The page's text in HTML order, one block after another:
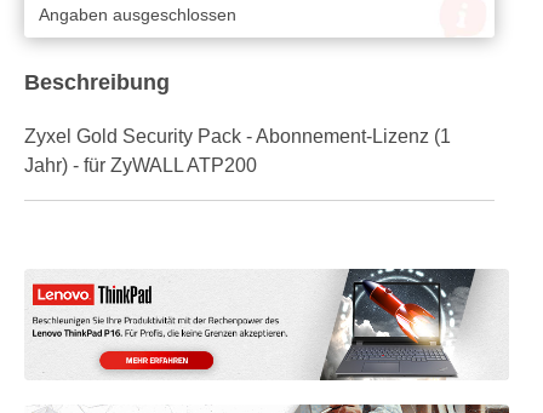
Angaben ausgeschlossen
Beschreibung
Zyxel Gold Security Pack - Abonnement-Lizenz (1
Jahr) - für ZyWALL ATP200